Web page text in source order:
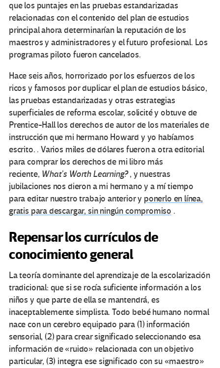
que los puntajes en las pruebas estandarizadas
relacionadas con el contenido del plan de estudios
principal ahora determinarían la reputación de los
maestros y administradores y el futuro profesional. Los
programas piloto fueron cancelados.
Hace seis años, horrorizado por los esfuerzos de los
ricos y famosos por duplicar el plan de estudios básico,
las pruebas estandarizadas y otras estrategias
superficiales de reforma escolar, solicité y obtuve de
Prentice-Hall los derechos de autor de los materiales de
instrucción que mi hermano Howard y yo habíamos
escrito. . Varios miles de dólares fueron a otra editorial
para comprar los derechos de mi libro más
reciente, What’s Worth Learning?, y nuestras
jubilaciones nos dieron a mi hermano y a mí tiempo
para editar nuestro trabajo anterior y ponerlo en línea,
gratis para descargar, sin ningún compromiso .
Repensar los currículos de
conocimiento general
La teoría dominante del aprendizaje de la escolarización
tradicional: que si se rocía suficiente información a los
niños y que parte de ella se mantendrá, es
inaceptablemente simplista. Todo bebé humano normal
nace con un cerebro equipado para (1) información
sensorial, (2) para crear significado seleccionando esa
información de «ruido» relacionada con un objetivo
particular, (3) integra ese significado con su «maestro»